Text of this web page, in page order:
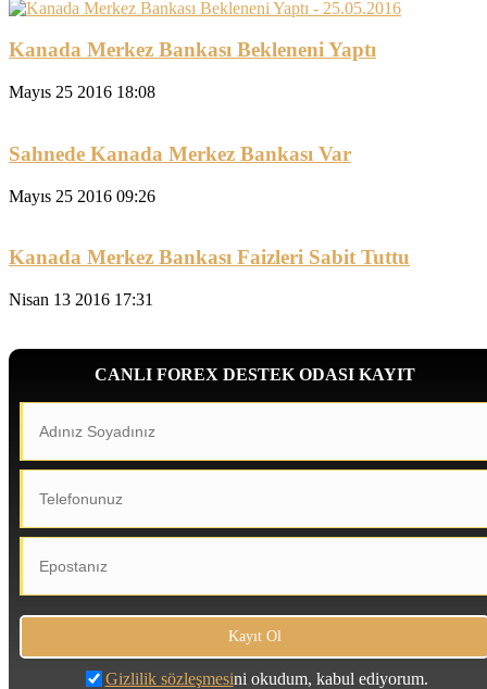
Kanada Merkez Bankası Bekleneni Yaptı
Mayıs 25 2016 18:08
Sahnede Kanada Merkez Bankası Var
Mayıs 25 2016 09:26
Kanada Merkez Bankası Faizleri Sabit Tuttu
Nisan 13 2016 17:31
CANLI FOREX DESTEK ODASI KAYIT
Gizlilik sözleşmesini okudum, kabul ediyorum.